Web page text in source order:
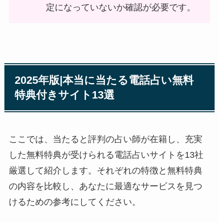
定になっていないか確認が必要です。
2025年版|本当に当たる電話占い無料
特典付きサイト13選
ここでは、当たると評判の占い師が在籍し、充実
した無料特典が受けられる電話占いサイトを13社
厳選して紹介します。それぞれの特徴と無料特典
の内容を比較し、あなたに最適なサービスを見つ
けるための参考にしてください。